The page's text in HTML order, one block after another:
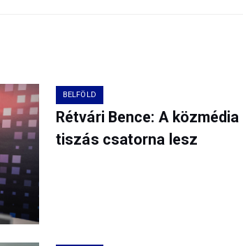
BELFÖLD
Rétvári Bence: A közmédia
tiszás csatorna lesz